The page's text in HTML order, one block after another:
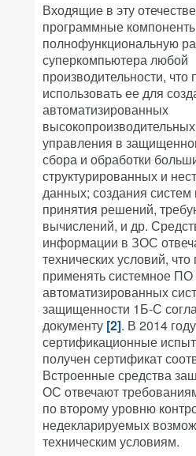
Входящие в эту
программные
полнофункциональную
суперкомпьютера любой
производительности, что
использовать ее для
автоматизированных
управления в
сбора и обработки
структурированных и
данных; создания
принятия решений,
вычислений, и др.
информации в ЗОС
технических условий, что
применять системное ПО
автоматизированных
защищенности 1Б-С
документу [2]. В 2014
сертификационные
получен сертификат
Встроенные средства
ОС отвечают
по второму уровню
недекларируемых
техническим условиям.